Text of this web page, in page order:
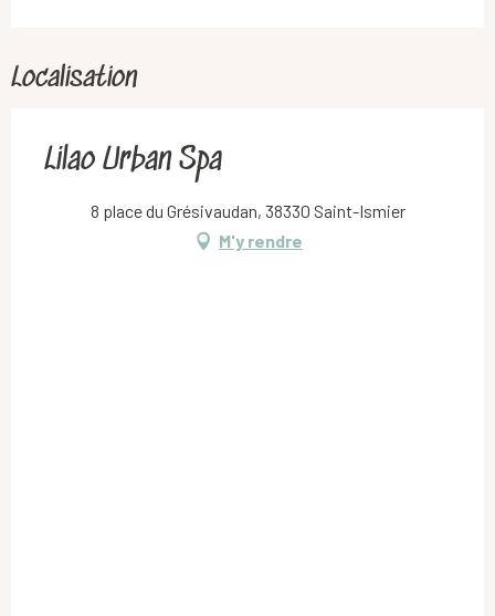
Localisation
Lilao Urban Spa
8 place du Grésivaudan, 38330 Saint-Ismier
M'y rendre